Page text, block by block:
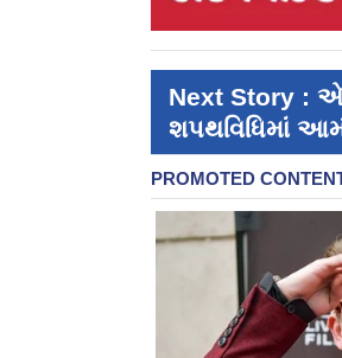
Next Story :
શપથવિધિમાં